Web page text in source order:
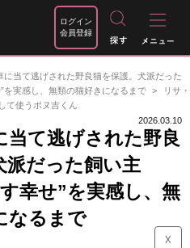
ログイン
会員登録
に当て逃げされた野良猫を保護。犬派だった
を実感し、無類の猫好きになるまで
リサ・
て使うポヌ吉くん
2026.03.10
当て逃げされた野良
派だった飼い主
幸せ”を実感し、無
なるまで
☓